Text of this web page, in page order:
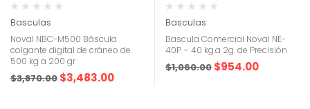
Basculas
Noval NBC-M500 Báscula
colgante digital de cráneo de
500 kg a 200 gr
$3,870.00 $3,483.00
Basculas
Bascula Comercial Noval NE-
40P – 40 kg.a 2g. de Precisión
$1,060.00 $954.00